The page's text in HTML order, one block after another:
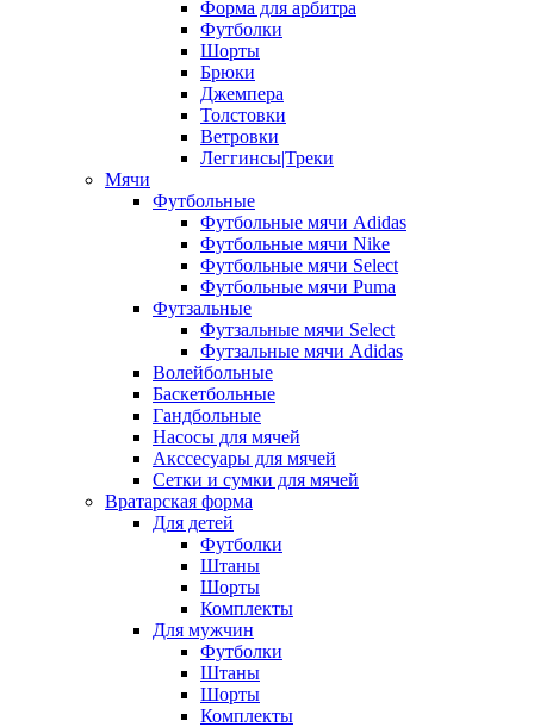
Форма для арбитра
Футболки
Шорты
Брюки
Джемпера
Толстовки
Ветровки
Леггинсы|Треки
Мячи
Футбольные
Футбольные мячи Adidas
Футбольные мячи Nike
Футбольные мячи Select
Футбольные мячи Puma
Футзальные
Футзальные мячи Select
Футзальные мячи Adidas
Волейбольные
Баскетбольные
Гандбольные
Насосы для мячей
Акссесуары для мячей
Сетки и сумки для мячей
Вратарская форма
Для детей
Футболки
Штаны
Шорты
Комплекты
Для мужчин
Футболки
Штаны
Шорты
Комплекты